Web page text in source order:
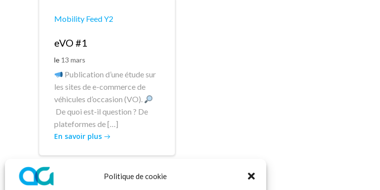
Politique de cookie
Mobility Feed Y2
eVO #1
le 13 mars
Publication d’une étude sur
les sites de e-commerce de
véhicules d’occasion (VO).
De quoi est-il question ? De
plateformes de […]
En savoir plus